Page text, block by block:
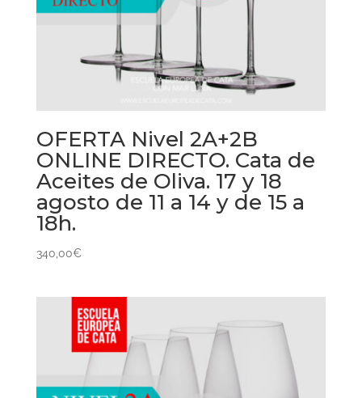
OFERTA Nivel 2A+2B
ONLINE DIRECTO. Cata de
Aceites de Oliva. 17 y 18
agosto de 11 a 14 y de 15 a
18h.
340,00€